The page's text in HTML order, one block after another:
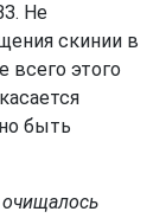
Не
скинии в
всего этого
быть